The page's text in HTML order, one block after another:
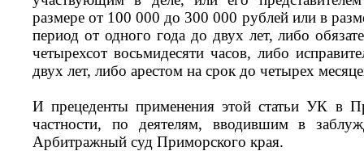
размере от 100 000 до 300 000 рублей или в
период от одного года до двух лет, либо
четырехсот восьмидесяти часов, либо
двух лет, либо арестом на срок до четырех
И прецеденты применения этой статьи УК в
частности, по деятелям, вводившим в
Арбитражный суд Приморского края.